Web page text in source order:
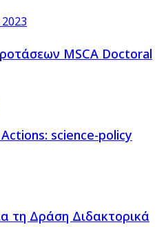
MSCA Doctoral
science-policy
τη Δράση Διδακτορικά